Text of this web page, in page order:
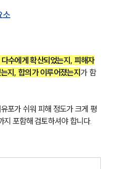
소
수에게 확산되었는지, 피해자
지, 합의가 이루어졌는지가 함
포가 쉬워 피해 정도가 크게 평
지 포함해 검토하셔야 합니다.